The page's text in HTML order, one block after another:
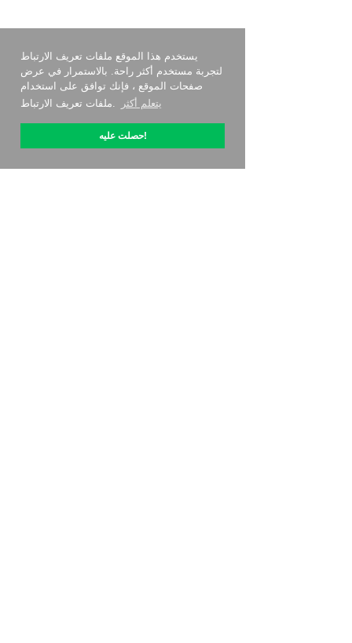
يستخدم هذا الموقع ملفات تعريف الارتباط
لتجربة مستخدم أكثر راحة. بالاستمرار في عرض
صفحات الموقع ، فإنك توافق على استخدام
ملفات تعريف الارتباط.
يتعلم أكثر
حصلت عليه!